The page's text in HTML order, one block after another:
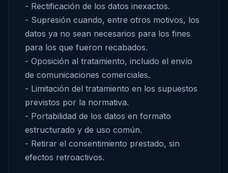
- Rectificación de los datos inexactos.
- Supresión cuando, entre otros motivos, los
datos ya no sean necesarios para los fines
para los que fueron recabados.
- Oposición al tratamiento, incluido el envío
de comunicaciones comerciales.
- Limitación del tratamiento en los supuestos
previstos por la normativa.
- Portabilidad de los datos en formato
estructurado y de uso común.
- Retirar el consentimiento prestado, sin
efectos retroactivos.